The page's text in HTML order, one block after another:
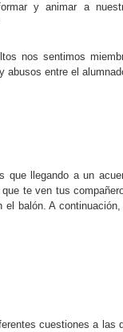
y animar a
nos sentimos
abusos entre el
que llegando a un
te ven tus
el balón. A
cuestiones a las